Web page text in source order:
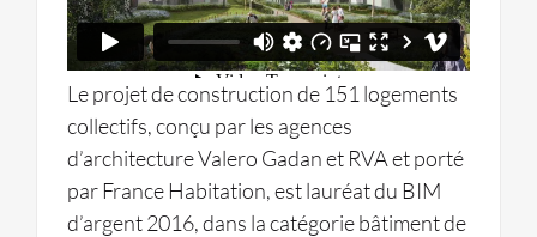
Le projet de construction de 151 logements
collectifs, conçu par les agences
d’architecture Valero Gadan et RVA et porté
par France Habitation, est lauréat du BIM
d’argent 2016, dans la catégorie bâtiment de